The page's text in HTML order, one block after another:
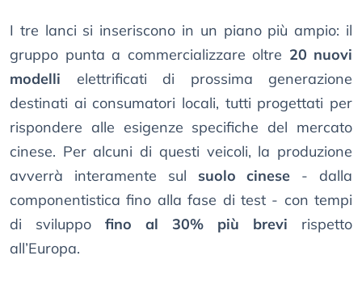
I tre lanci si inseriscono in un piano più ampio: il
gruppo punta a commercializzare oltre 20 nuovi
modelli elettrificati di prossima generazione
destinati ai consumatori locali, tutti progettati per
rispondere alle esigenze specifiche del mercato
cinese. Per alcuni di questi veicoli, la produzione
avverrà interamente sul suolo cinese - dalla
componentistica fino alla fase di test - con tempi
di sviluppo fino al 30% più brevi rispetto
all’Europa.